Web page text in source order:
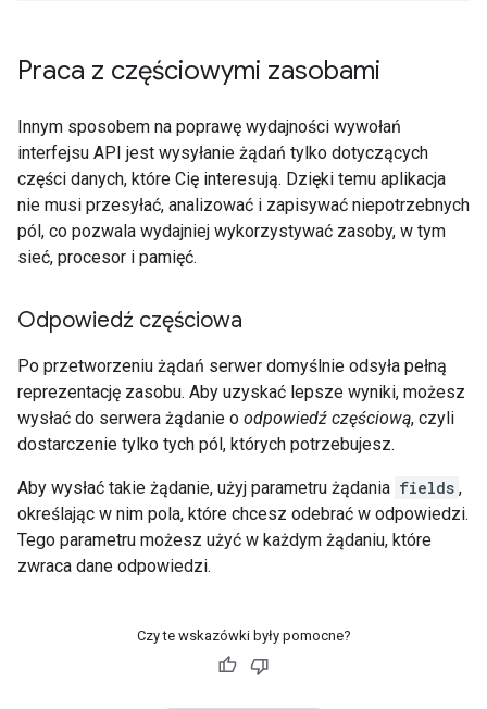
Praca z częściowymi zasobami
Innym sposobem na poprawę wydajności wywołań
interfejsu API jest wysyłanie żądań tylko dotyczących
części danych, które Cię interesują. Dzięki temu aplikacja
nie musi przesyłać, analizować i zapisywać niepotrzebnych
pól, co pozwala wydajniej wykorzystywać zasoby, w tym
sieć, procesor i pamięć.
Odpowiedź częściowa
Po przetworzeniu żądań serwer domyślnie odsyła pełną
reprezentację zasobu. Aby uzyskać lepsze wyniki, możesz
wysłać do serwera żądanie o odpowiedź częściową, czyli
dostarczenie tylko tych pól, których potrzebujesz.
Aby wysłać takie żądanie, użyj parametru żądania fields ,
określając w nim pola, które chcesz odebrać w odpowiedzi.
Tego parametru możesz użyć w każdym żądaniu, które
zwraca dane odpowiedzi.
Czy te wskazówki były pomocne?